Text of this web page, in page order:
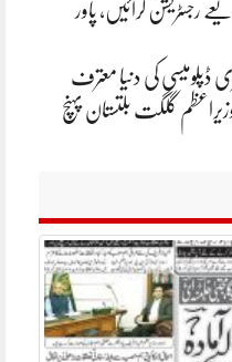
رجسٹریشن کرائیں، پاور
ڈپلومیسی کی دنیا معترف
گلگت بلتستان پہنچ